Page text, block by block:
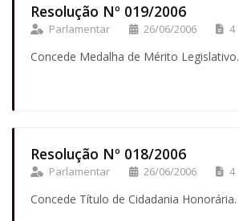
Resolução Nº 019/2006
Parlamentar 26/06/2006 4
Concede Medalha de Mérito Legislativo.
Resolução Nº 018/2006
Parlamentar 26/06/2006 4
Concede Título de Cidadania Honorária.